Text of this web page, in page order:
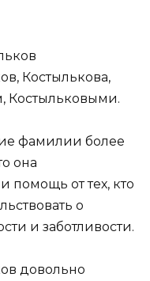
Костылькова,
Костыльковыми.
фамилии более
она
помощь от тех, кто
о
и заботливости.
довольно